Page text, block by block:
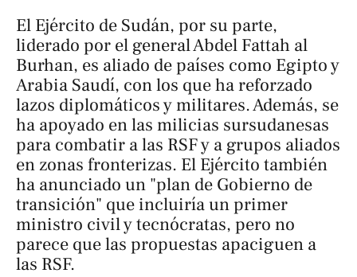
El Ejército de Sudán, por su parte,
liderado por el general Abdel Fattah al
Burhan, es aliado de países como Egipto y
Arabia Saudí, con los que ha reforzado
lazos diplomáticos y militares. Además, se
ha apoyado en las milicias sursudanesas
para combatir a las RSF y a grupos aliados
en zonas fronterizas. El Ejército también
ha anunciado un "plan de Gobierno de
transición" que incluiría un primer
ministro civil y tecnócratas, pero no
parece que las propuestas apaciguen a
las RSF.